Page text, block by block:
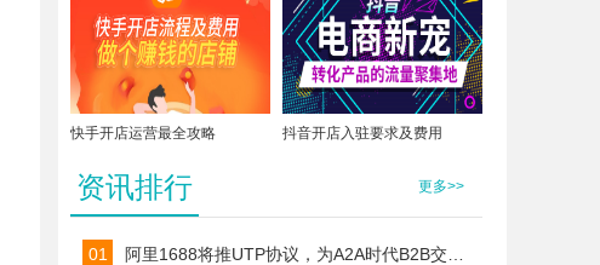
快手开店运营最全攻略 抖音开店入驻要求及费用
资讯排行 更多>>
01